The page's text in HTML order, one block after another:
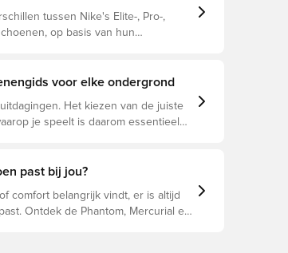
tussen Nike's Elite-, Pro-,
op basis van hun
voor elke ondergrond
Het kiezen van de juiste
je speelt is daarom essentieel
voor de verschillende
past bij jou?
comfort belangrijk vindt, er is altijd
Ontdek de Phantom, Mercurial en